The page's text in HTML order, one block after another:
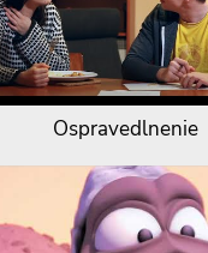
Ospravedlnenie